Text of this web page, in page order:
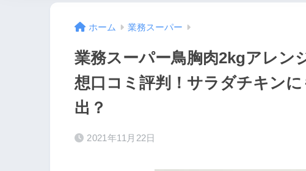
ホーム 業務スーパー
業務スーパー鳥胸肉2kgアレン
想口コミ評判！サラダチキン
出？
2021年11月22日